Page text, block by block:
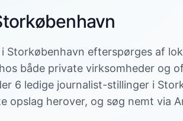
Storkøbenhavn efterspørges af
både private virksomheder og
6 ledige journalist-stillinger i
opslag herover, og søg nemt via